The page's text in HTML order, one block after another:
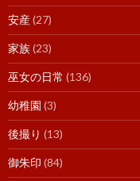
安産(27)
家族(23)
巫女の日常 (136)
幼稚園 (3)
後撮り (13)
御朱印 (84)